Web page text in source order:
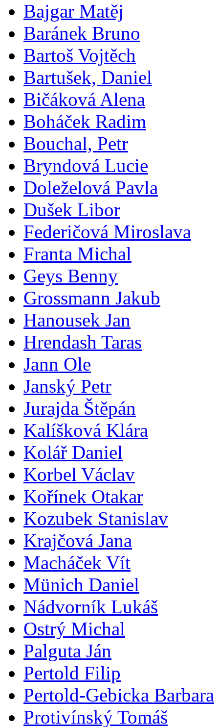
Bajgar Matěj
Baránek Bruno
Bartoš Vojtěch
Bartušek, Daniel
Bičáková Alena
Boháček Radim
Bouchal, Petr
Bryndová Lucie
Doleželová Pavla
Dušek Libor
Federičová Miroslava
Franta Michal
Geys Benny
Grossmann Jakub
Hanousek Jan
Hrendash Taras
Jann Ole
Janský Petr
Jurajda Štěpán
Kalíšková Klára
Kolář Daniel
Korbel Václav
Kořínek Otakar
Kozubek Stanislav
Krajčová Jana
Macháček Vít
Münich Daniel
Nádvorník Lukáš
Ostrý Michal
Palguta Ján
Pertold Filip
Pertold-Gebicka Barbara
Protivínský Tomáš